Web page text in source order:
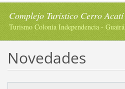
Complejo Turístico Cerro Acatí
Turismo Colonia Independencia - Guairá
Novedades